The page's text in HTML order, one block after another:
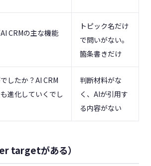
CRMの主な機能
トピック名だけ
で問いがない。
箇条書きだけ
したか？AI CRM
進化していくでし
判断材料がな
く、AIが引用す
る内容がない
targetがある）